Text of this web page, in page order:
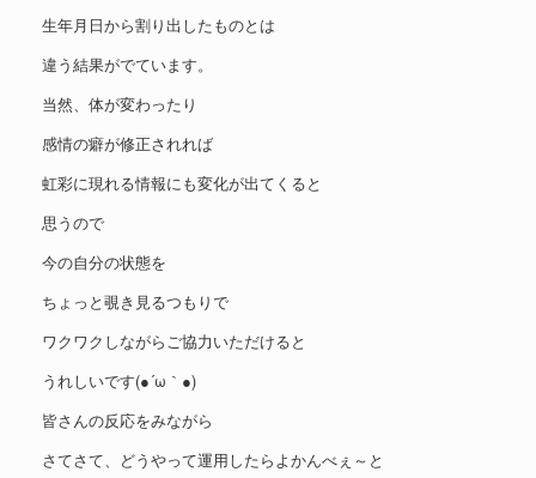
生年月日から割り出したものとは
違う結果がでています。
当然、体が変わったり
感情の癖が修正されれば
虹彩に現れる情報にも変化が出てくると
思うので
今の自分の状態を
ちょっと覗き見るつもりで
ワクワクしながらご協力いただけると
うれしいです(●´ω｀●)
皆さんの反応をみながら
さてさて、どうやって運用したらよかんべぇ～と